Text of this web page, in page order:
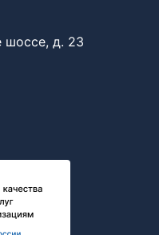
шоссе, д. 23